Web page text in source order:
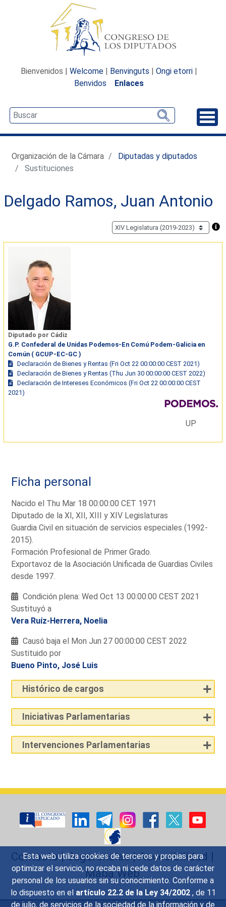
Esta web utiliza cookies de terceros y propias para
optimizar el servicio, no recaba ni cede datos de carácter
personal de los usuarios sin su conocimiento. Conforme a
lo dispuesto en el artículo 22.2 de la Ley 34/2002 , de 11
de julio, de servicios de la sociedad de la información y de
Bienvenidos | Welcome | Benvinguts | Ongi etorri |
Benvidos
Enlaces
Organización de la Cámara
Diputadas y diputados
Sustituciones
Delgado Ramos, Juan Antonio
Diputado por Cádiz
G.P. Confederal de Unidas Podemos-En Comú Podem-Galicia en
Común ( GCUP-EC-GC )
Declaración de Bienes y Rentas (Fri Oct 22 00:00:00 CEST 2021)
Declaración de Bienes y Rentas (Thu Jun 30 00:00:00 CEST 2022)
Declaración de Intereses Económicos (Fri Oct 22 00:00:00 CEST
2021)
UP
Ficha personal
Nacido el Thu Mar 18 00:00:00 CET 1971
Diputado de la XI, XII, XIII y XIV Legislaturas
Guardia Civil en situación de servicios especiales (1992-
2015).
Formación Profesional de Primer Grado.
Exportavoz de la Asociación Unificada de Guardias Civiles
desde 1997.
Condición plena: Wed Oct 13 00:00:00 CEST 2021
Sustituyó a
Vera Ruíz-Herrera, Noelia
Causó baja el Mon Jun 27 00:00:00 CEST 2022
Sustituido por
Bueno Pinto, José Luis
Histórico de cargos
Iniciativas Parlamentarias
Intervenciones Parlamentarias
Contacto|Sugerencias|Accesibilidad |
Mapa Web